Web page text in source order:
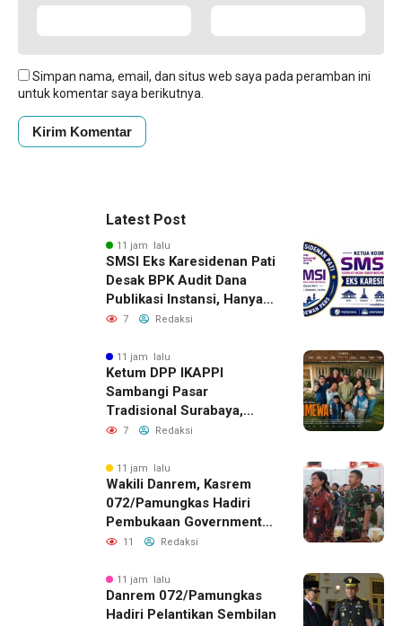
Simpan nama, email, dan situs web saya pada peramban ini
untuk komentar saya berikutnya.
Latest Post
11 jam lalu
SMSI Eks Karesidenan Pati
Desak BPK Audit Dana
Publikasi Instansi, Hanya
untuk Perusahaan Pers
7 Redaksi
11 jam lalu
Ketum DPP IKAPPI
Sambangi Pasar
Tradisional Surabaya,
Akhiri Agenda dengan
ISTIMEWA
7 Redaksi
11 jam lalu
Wakili Danrem, Kasrem
072/Pamungkas Hadiri
Pembukaan Government
Procurement Forum &
11 Redaksi
11 jam lalu
Danrem 072/Pamungkas
Hadiri Pelantikan Sembilan